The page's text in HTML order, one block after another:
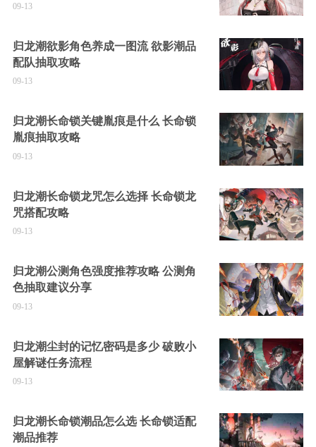
09-13
归龙潮欲影角色养成一图流 欲影潮品
配队抽取攻略
09-13
归龙潮长命锁关键胤痕是什么 长命锁
胤痕抽取攻略
09-13
归龙潮长命锁龙咒怎么选择 长命锁龙
咒搭配攻略
09-13
归龙潮公测角色强度推荐攻略 公测角
色抽取建议分享
09-13
归龙潮尘封的记忆密码是多少 破败小
屋解谜任务流程
09-13
归龙潮长命锁潮品怎么选 长命锁适配
潮品推荐